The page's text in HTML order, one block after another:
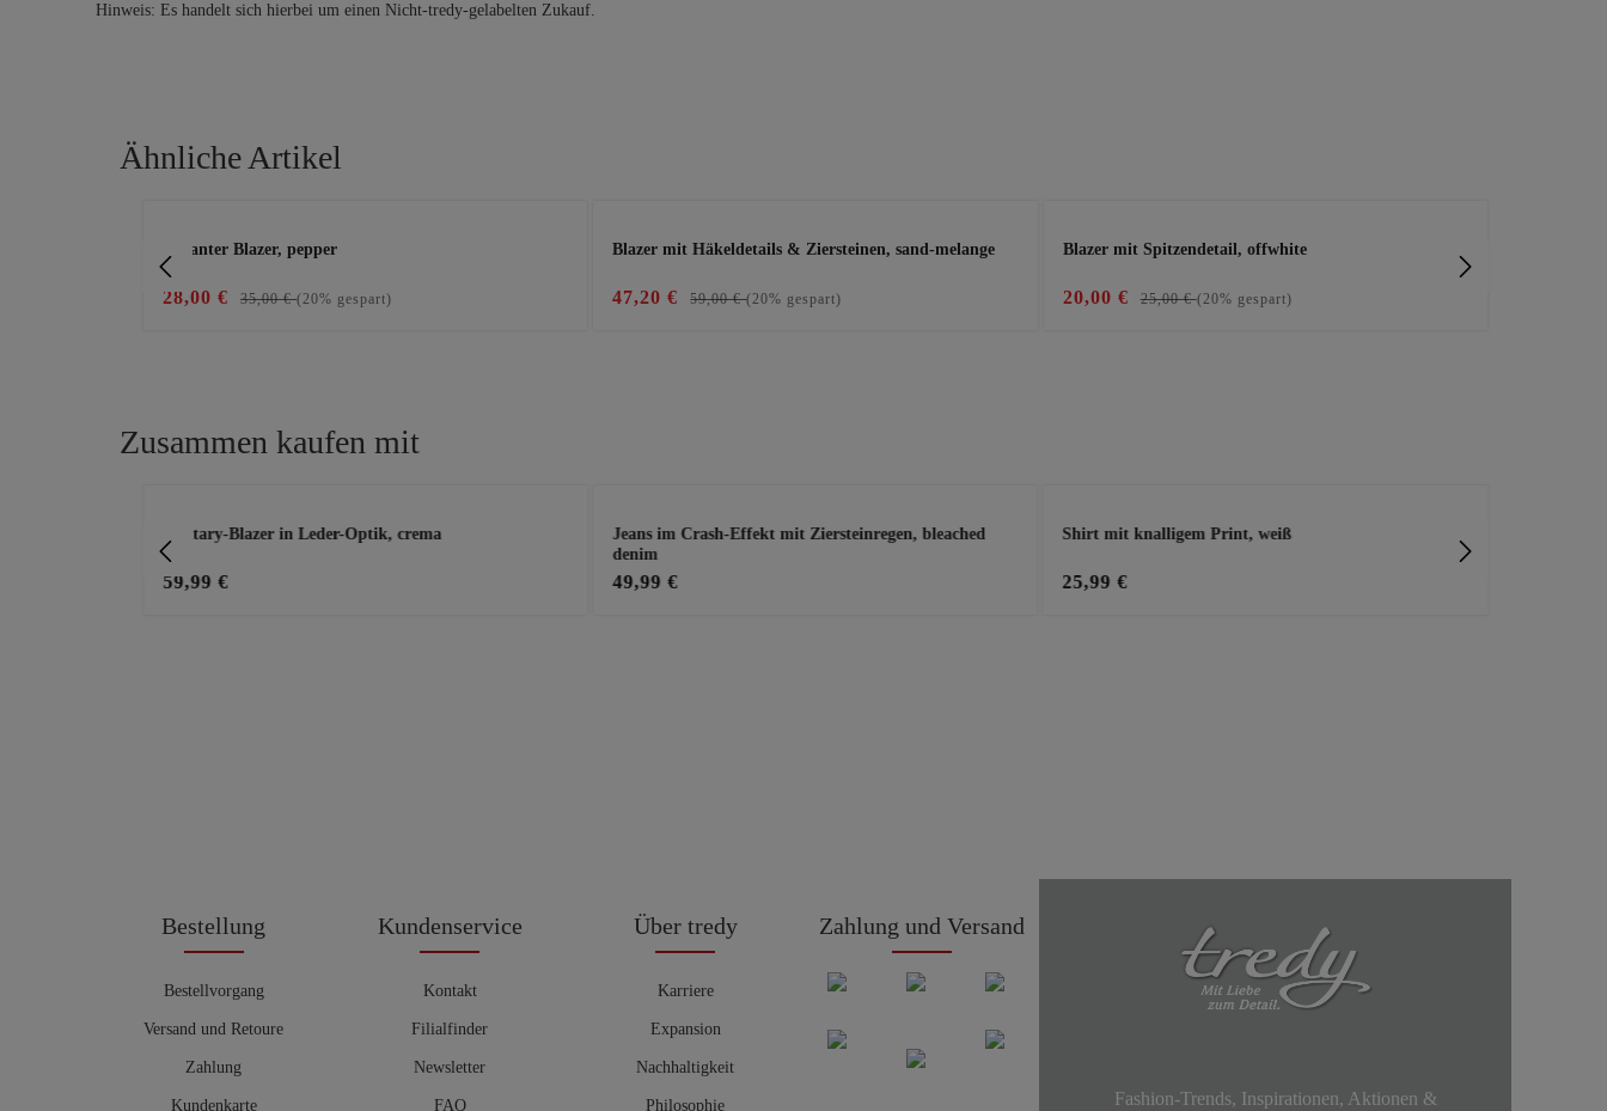
Hinweis: Es handelt sich hierbei um einen Nicht-tredy-gelabelten Zukauf.
Ähnliche Artikel
eleganter Blazer, pepper
28,00 € 35,00 €(20% gespart)
Blazer mit Häkeldetails & Ziersteinen, sand-melange
47,20 € 59,00 €(20% gespart)
Blazer mit Spitzendetail, offwhite
20,00 € 25,00 €(20% gespart)
Zusammen kaufen mit
Military-Blazer in Leder-Optik, crema
59,99 €
Jeans im Crash-Effekt mit Ziersteinregen, bleached
denim
49,99 €
Shirt mit knalligem Print, weiß
25,99 €
Bestellung
Bestellvorgang
Versand und Retoure
Zahlung
Kundenkarte
Kundenservice
Kontakt
Filialfinder
Newsletter
FAQ
Über tredy
Karriere
Expansion
Nachhaltigkeit
Philosophie
Zahlung und Versand
Fashion-Trends, Inspirationen, Aktionen &